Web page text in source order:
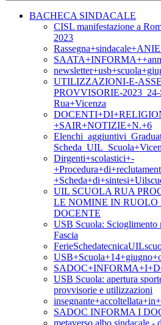
BACHECA SINDACALE
CISL manifestazione a
2023
UTILIZZAZIONI-E-
PROVVISORIE-2023_24-
Rua+Vicenza
+SAIR+NOTIZIE+N.+6
Dirgenti+scolastici+-
UIL SCUOLA RUA
LE NOMINE IN RUOLO
DOCENTE
USB Scuola: Scioglimento
Fascia
USB Scuola: apertura
provvisorie e utilizzazioni
SADOC INFORMA I